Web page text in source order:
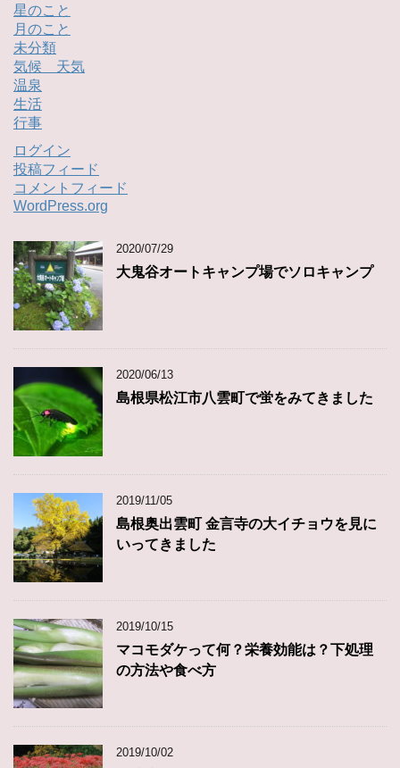
星のこと
月のこと
未分類
気候 天気
温泉
生活
行事
ログイン
投稿フィード
コメントフィード
WordPress.org
2020/07/29
大鬼谷オートキャンプ場でソロキャンプ
2020/06/13
島根県松江市八雲町で蛍をみてきました
2019/11/05
島根奥出雲町 金言寺の大イチョウを見に
いってきました
2019/10/15
マコモダケって何？栄養効能は？下処理
の方法や食べ方
2019/10/02